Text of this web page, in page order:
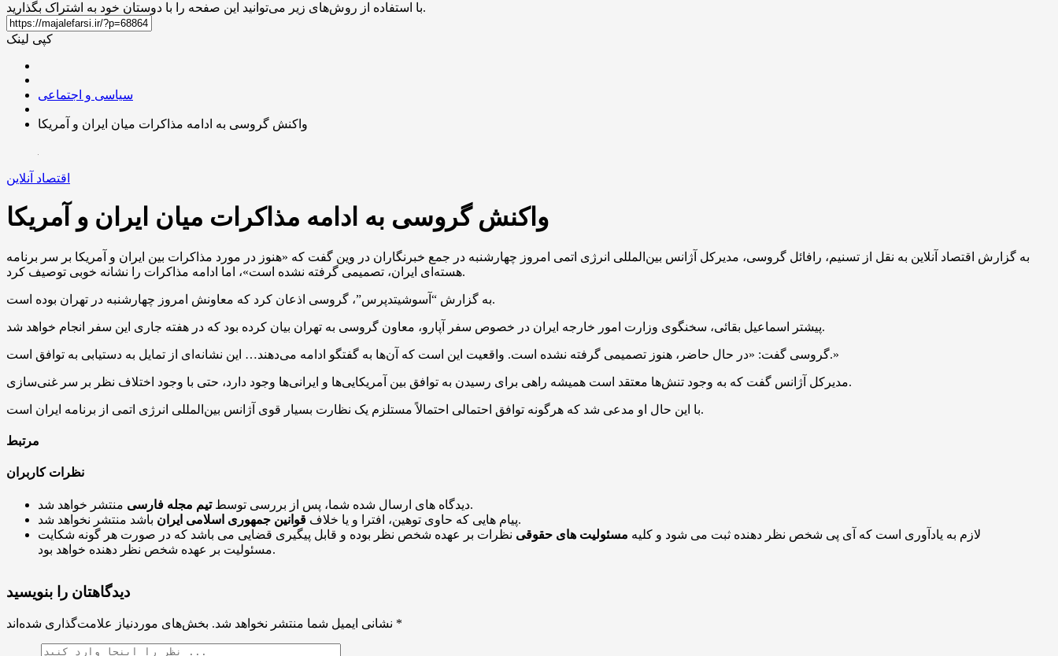
با استفاده از روش‌های زیر می‌توانید این صفحه را با دوستان خود به اشتراک بگذارید.
کپی لینک
سیاسی و اجتماعی
واکنش گروسی به ادامه مذاکرات میان ایران و آمریکا
اقتصاد آنلاین
واکنش گروسی به ادامه مذاکرات میان ایران و آمریکا
به گزارش اقتصاد آنلاین به نقل از تسنیم، رافائل گروسی، مدیرکل آژانس بین‌المللی انرژی اتمی امروز چهارشنبه در جمع خبرنگاران در وین گفت که «هنوز در مورد مذاکرات بین ایران و آمریکا بر سر برنامه
هسته‌ای ایران، تصمیمی گرفته نشده است»، اما ادامه مذاکرات را نشانه خوبی توصیف کرد.
به گزارش “آسوشیتدپرس”، گروسی اذعان کرد که معاونش امروز چهارشنبه در تهران بوده است.
پیشتر اسماعیل بقائی، سخنگوی وزارت امور خارجه ایران در خصوص سفر آپارو، معاون گروسی به تهران بیان کرده بود که در هفته جاری این سفر انجام خواهد شد.
گروسی گفت: «در حال حاضر، هنوز تصمیمی گرفته نشده است. واقعیت این است که آن‌ها به گفتگو ادامه می‌دهند… این نشانه‌ای از تمایل به دستیابی به توافق است.»
مدیرکل آژانس گفت که به وجود تنش‌ها معتقد است همیشه راهی برای رسیدن به توافق بین آمریکایی‌ها و ایرانی‌ها وجود دارد، حتی با وجود اختلاف نظر بر سر غنی‌سازی.
با این حال او مدعی شد که هرگونه توافق احتمالی احتمالاً مستلزم یک نظارت بسیار قوی آژانس بین‌المللی انرژی اتمی از برنامه ایران است.
مرتبط
نظرات کاربران
دیدگاه های ارسال شده شما، پس از بررسی توسطتیم مجله فارسی
منتشر خواهد شد.
پیام هایی که حاوی توهین، افترا و یا خلاف قوانین جمهوری اسلامی ایران
باشد منتشر نخواهد شد.
لازم به یادآوری است که آی پی شخص نظر دهنده ثبت می شود و کلیه مسئولیت های حقوقی نظرات بر عهده شخص نظر بوده و قابل پیگیری قضایی می باشد که در صورت هر گونه شکایت
مسئولیت بر عهده شخص نظر دهنده خواهد بود.
دیدگاهتان را بنویسید
نشانی ایمیل شما منتشر نخواهد شد. *